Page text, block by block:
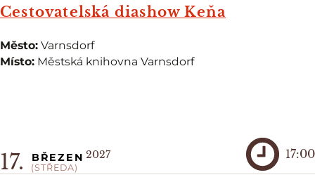
Cestovatelská diashow Keňa
Město: Varnsdorf
Místo: Městská knihovna Varnsdorf
17. BŘEZEN
(STŘEDA)
2027 17:00